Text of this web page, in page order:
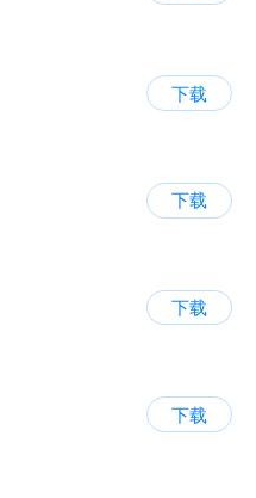
下载
下载
下载
下载